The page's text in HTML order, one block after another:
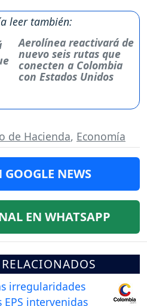
leer también:
Aerolínea reactivará de
nuevo seis rutas que
conecten a Colombia
con Estados Unidos
de Hacienda, Economía
GOOGLE NEWS
EN WHATSAPP